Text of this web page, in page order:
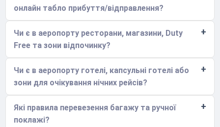
онлайн табло прибуття/відправлення?
Чи є в аеропорту ресторани, магазини, Duty
Free та зони відпочинку?
Чи є в аеропорту готелі, капсульні готелі або
зони для очікування нічних рейсів?
Які правила перевезення багажу та ручної
поклажі?